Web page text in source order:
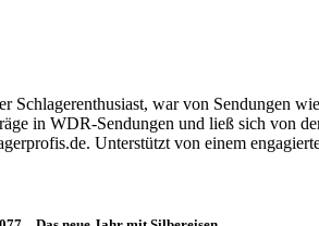
Schlagerenthusiast, war von Sendungen
in WDR-Sendungen und ließ sich von
Unterstützt von einem